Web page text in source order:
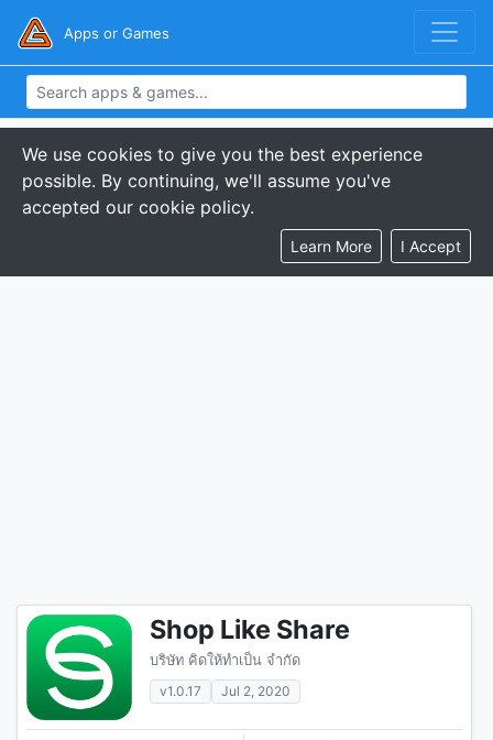
Apps or Games
We use cookies to give you the best experience
possible. By continuing, we'll assume you've
accepted our cookie policy.
Learn More I Accept
Shop Like Share
บริษัท คิดให้ทำเป็น จำกัด
v1.0.17
Jul 2, 2020